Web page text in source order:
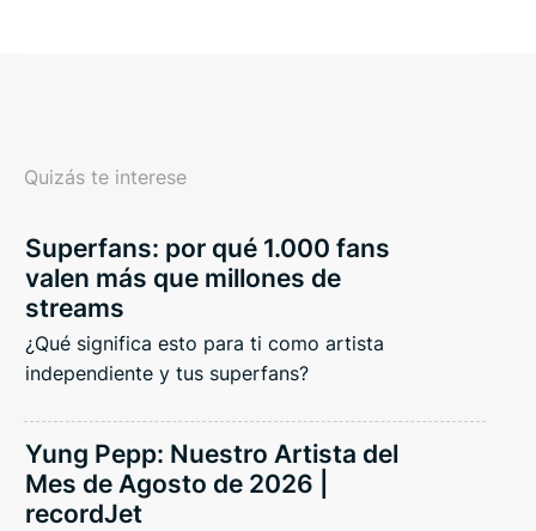
Quizás te interese
Superfans: por qué 1.000 fans
valen más que millones de
streams
¿Qué significa esto para ti como artista
independiente y tus superfans?
Yung Pepp: Nuestro Artista del
Mes de Agosto de 2026 |
recordJet